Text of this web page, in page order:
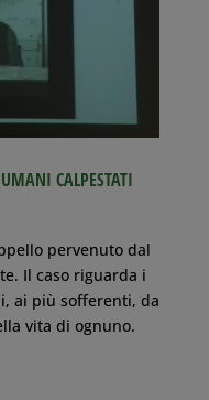
CALPESTATI
pervenuto dal
Il caso riguarda i
ai più sofferenti, da
vita di ognuno.